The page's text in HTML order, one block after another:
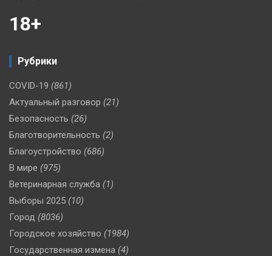
18+
Рубрики
COVID-19 (861)
Актуальный разговор (21)
Безопасность (26)
Благотворительность (2)
Благоустройство (686)
В мире (975)
Ветеринарная служба (1)
Выборы 2025 (10)
Город (8036)
Городское хозяйство (1984)
Государственная измена (4)